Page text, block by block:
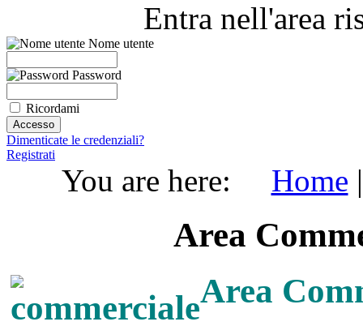
Entra nell'area
Nome utente
Password
Ricordami
Dimenticate le credenziali?
Registrati
You are here: Home
Area
Area